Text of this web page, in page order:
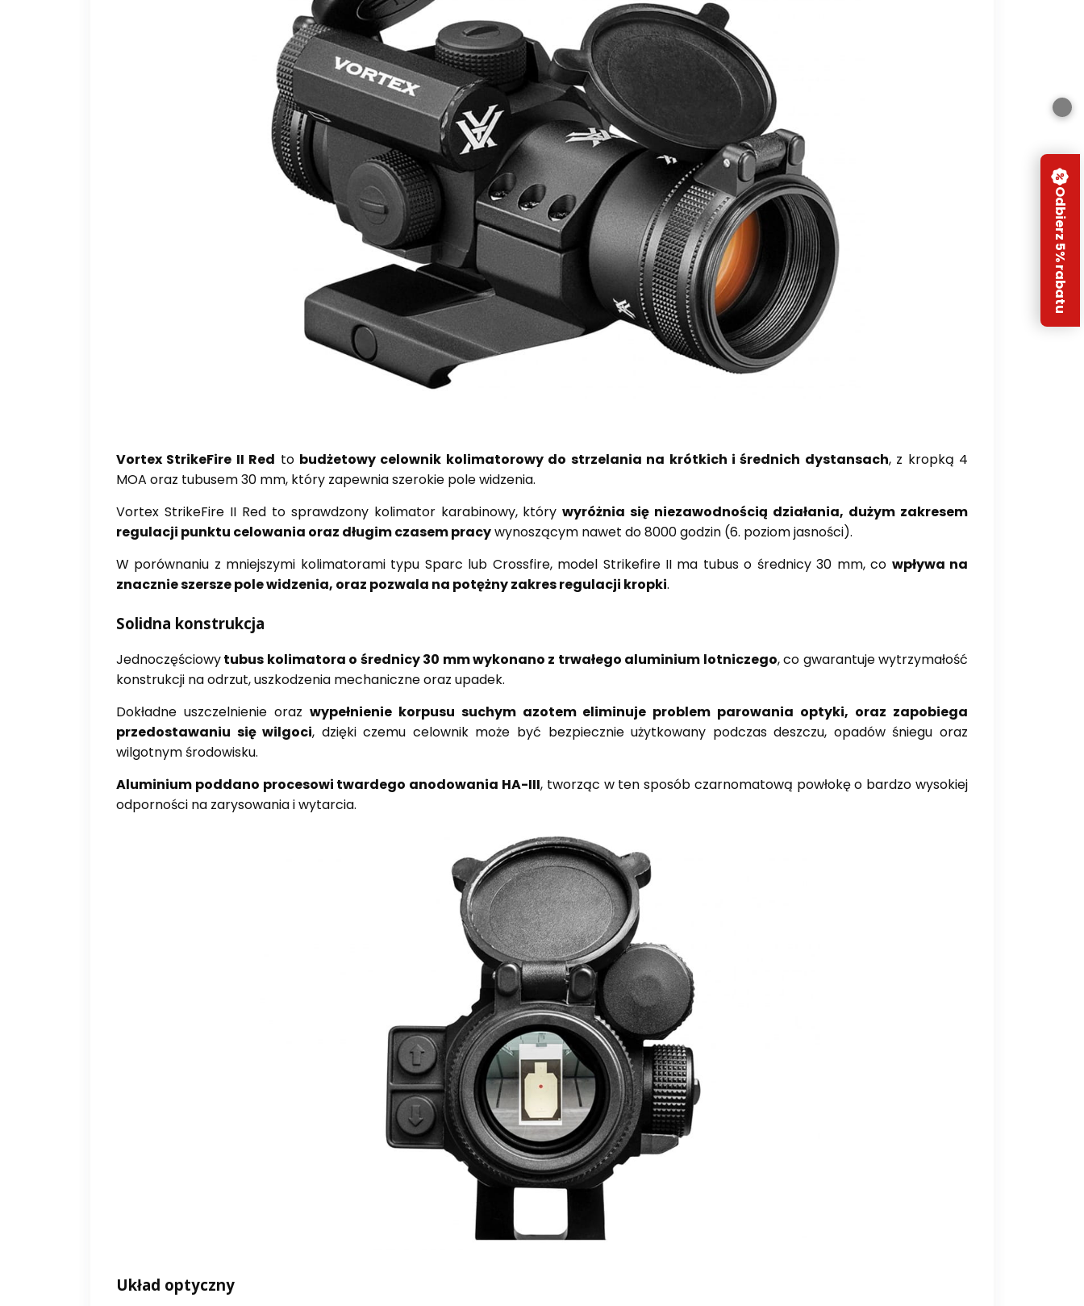
Vortex StrikeFire II Red to budżetowy celownik kolimatorowy do strzelania na krótkich i średnich dystansach, z kropką 4
MOA oraz tubusem 30 mm, który zapewnia szerokie pole widzenia.
Vortex StrikeFire II Red to sprawdzony kolimator karabinowy, którywyróżnia się niezawodnością działania, dużym zakresem
regulacji punktu celowania oraz długim czasem pracywynoszącym nawet do 8000 godzin (6. poziom jasności).
W porównaniu z mniejszymi kolimatorami typu Sparc lub Crossfire, model Strikefire II ma tubus o średnicy 30 mm, co wpływa na
znacznie szersze pole widzenia, oraz pozwala na potężny zakres regulacji kropki.
Solidna konstrukcja
Jednoczęściowytubus kolimatora o średnicy 30 mm wykonano z trwałego aluminium lotniczego, co gwarantuje wytrzymałość
konstrukcji na odrzut, uszkodzenia mechaniczne oraz upadek.
Dokładne uszczelnienie oraz wypełnienie korpusu suchym azotem eliminuje problem parowania optyki, oraz zapobiega
przedostawaniu się wilgoci, dzięki czemu celownik może być bezpiecznie użytkowany podczas deszczu, opadów śniegu oraz
wilgotnym środowisku.
Aluminium poddano procesowi twardego anodowania HA-III, tworząc w ten sposób czarnomatową powłokę o bardzo wysokiej
odporności na zarysowania i wytarcia.
Układ optyczny
Odbierz 5% rabatu